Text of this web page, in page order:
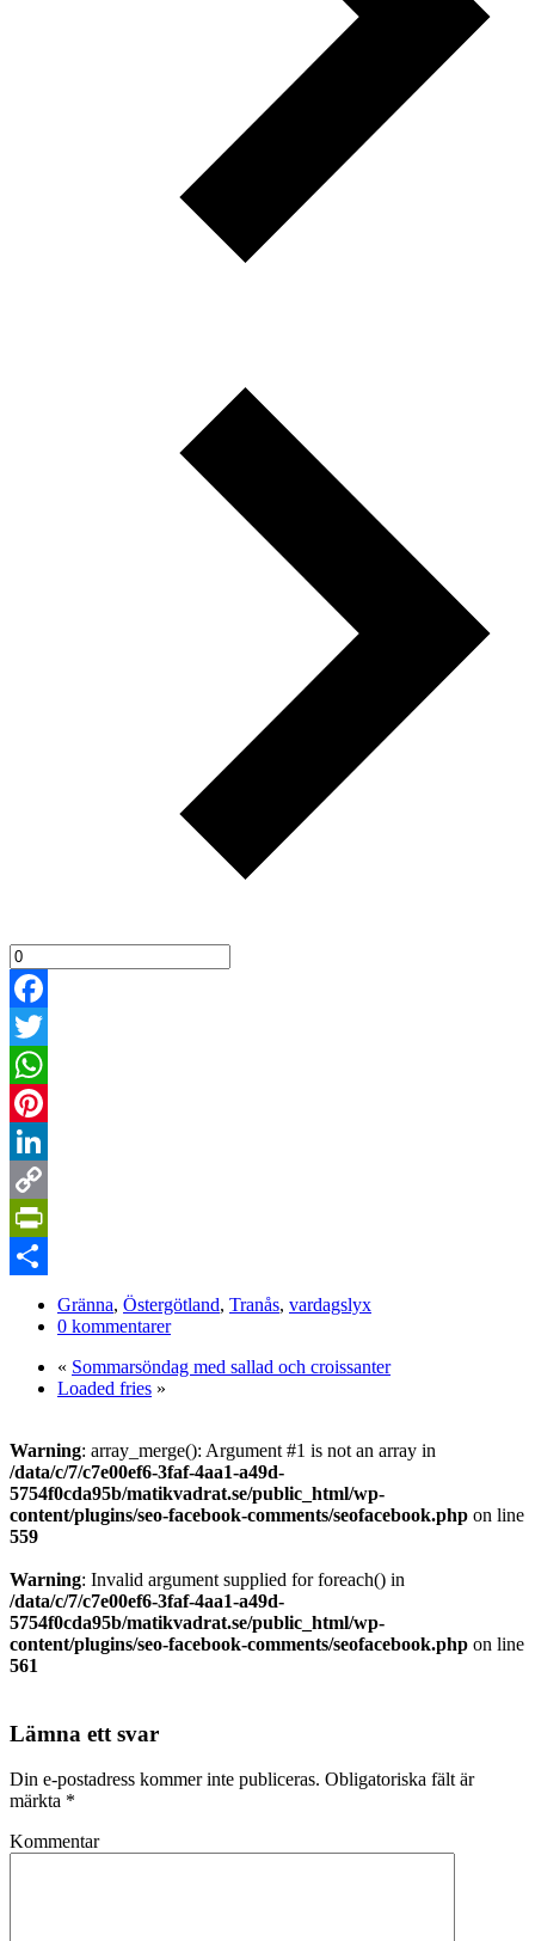
Facebook
Twitter
WhatsApp
Pinterest
LinkedIn
Copy
Link
PrintFriendly
Gränna, Östergötland, Tranås, vardagslyx
0 kommentarer
« Sommarsöndag med sallad och croissanter
Loaded fries »
Warning: array_merge(): Argument #1 is not an array in
/data/c/7/c7e00ef6-3faf-4aa1-a49d-
5754f0cda95b/matikvadrat.se/public_html/wp-
content/plugins/seo-facebook-comments/seofacebook.php on line
559
Warning: Invalid argument supplied for foreach() in
/data/c/7/c7e00ef6-3faf-4aa1-a49d-
5754f0cda95b/matikvadrat.se/public_html/wp-
content/plugins/seo-facebook-comments/seofacebook.php on line
561
Lämna ett svar
Din e-postadress kommer inte publiceras. Obligatoriska fält är
märkta *
Kommentar